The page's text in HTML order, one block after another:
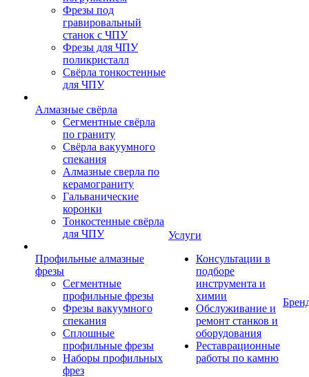
Фрезы под
гравировальный
станок с ЧПУ
Фрезы для ЧПУ
поликристалл
Свёрла тонкостенные
для ЧПУ
Алмазные свёрла
Сегментные свёрла
по граниту
Свёрла вакуумного
спекания
Алмазные сверла по
керамограниту
Гальванические
коронки
Тонкостенные свёрла
для ЧПУ
Профильные алмазные
фрезы
Сегментные
профильные фрезы
Фрезы вакуумного
спекания
Сплошные
профильные фрезы
Наборы профильных
фрез
Услуги
Консультации в
подборе
инструмента и
химии
Обслуживание и
ремонт станков и
оборудования
Реставрационные
работы по камню